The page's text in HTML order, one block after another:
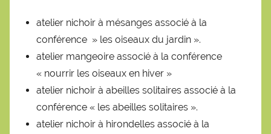
atelier nichoir à mésanges associé à la
conférence » les oiseaux du jardin ».
atelier mangeoire associé à la conférence
« nourrir les oiseaux en hiver »
atelier nichoir à abeilles solitaires associé à la
conférence « les abeilles solitaires ».
atelier nichoir à hirondelles associé à la